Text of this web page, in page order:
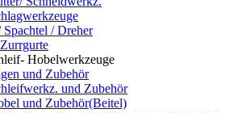
Spachtel / Dreher
Hobelwerkzeuge
und Zubehör
und Zubehör
und Zubehör(Beitel)